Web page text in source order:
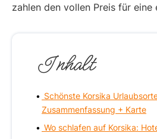
zahlen den vollen Preis für eine
Inhalt
Schönste Korsika
Zusammenfassung + Karte
Wo schlafen auf Korsika: